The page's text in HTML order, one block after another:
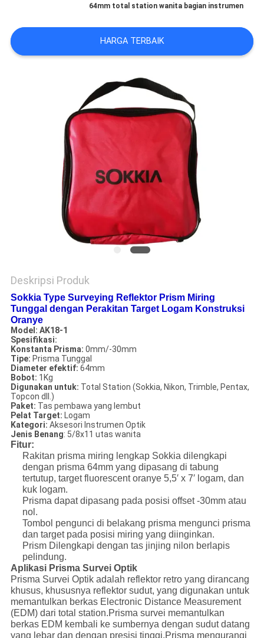
POLICY
64mm total station wanita bagian instrumen
HARGA TERBAIK
Deskripsi Produk
Sokkia Type Surveying Reflektor Prism Miring
Tunggal dengan Perakitan Target Logam Konstruksi
Oranye
Model: AK18-1
Spesifikasi:
Konstanta Prisma: 0mm/-30mm
Tipe: Prisma Tunggal
Diameter efektif: 64mm
Bobot: 1Kg
Digunakan untuk: Total Station (Sokkia, Nikon, Trimble, Pentax,
Topcon dll.)
Paket: Tas pembawa yang lembut
Pelat Target: Logam
Kategori: Aksesori Instrumen Optik
Jenis Benang: 5/8x11 utas wanita
Fitur:
Rakitan prisma miring lengkap Sokkia dilengkapi
dengan prisma 64mm yang dipasang di tabung
tertutup, target fluorescent oranye 5,5′ x 7′ logam, dan
kuk logam.
Prisma dapat dipasang pada posisi offset -30mm atau
nol.
Tombol pengunci di belakang prisma mengunci prisma
dan target pada posisi miring yang diinginkan.
Prism Dilengkapi dengan tas jinjing nilon berlapis
pelindung.
Aplikasi Prisma Survei Optik
Prisma Survei Optik adalah reflektor retro yang dirancang
khusus, khususnya reflektor sudut, yang digunakan untuk
memantulkan berkas Electronic Distance Measurement
(EDM) dari total station.Prisma survei memantulkan
berkas EDM kembali ke sumbernya dengan sudut datang
yang lebar dan dengan presisi tinggi.Prisma mengurangi